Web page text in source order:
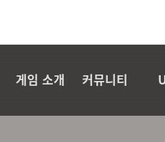
게임 소개 커뮤니티